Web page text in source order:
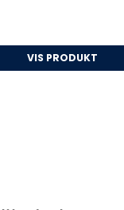
VIS PRODUKT